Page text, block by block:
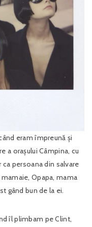
eram împreună și
a orașului Câmpina, cu
ca persoana din salvare
mamaie, Opapa, mama
gând bun de la ei.
îl plimbam pe Clint,